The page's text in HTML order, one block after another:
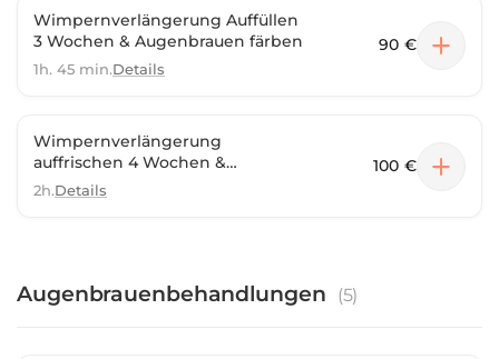
Wimpernverlängerung Auffüllen
3 Wochen & Augenbrauen färben
1h. 45 min.Details
90 €
Wimpernverlängerung
auffrischen 4 Wochen &
Augenbrauen färben
2h.Details
100 €
Augenbrauenbehandlungen (5)